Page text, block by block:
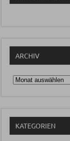
ARCHIV
Archiv
KATEGORIEN